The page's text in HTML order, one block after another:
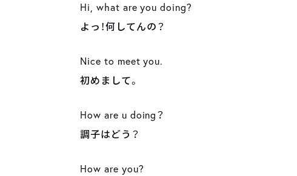
Hi, what are you doing?
よっ！何してんの？
Nice to meet you.
初めまして。
How are u doing？
調子はどう？
How are you?